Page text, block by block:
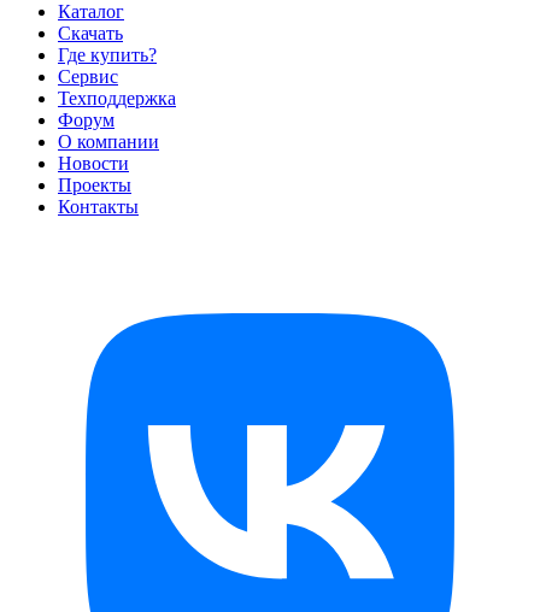
Каталог
Скачать
Где купить?
Сервис
Техподдержка
Форум
О компании
Новости
Проекты
Контакты